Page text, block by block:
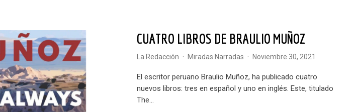
CUATRO LIBROS DE BRAULIO MUÑOZ
La Redacción · Miradas Narradas · noviembre 30, 2021
El escritor peruano Braulio Muñoz, ha publicado cuatro
nuevos libros: tres en español y uno en inglés. Este, titulado
The...